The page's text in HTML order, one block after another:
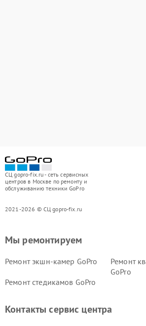
СЦ gopro-fix.ru - сеть сервисных
центров в Москве по ремонту и
обслуживанию техники GoPro
2021-2026 © СЦ gopro-fix.ru
Мы ремонтируем
Ремонт экшн-камер GoPro
Ремонт
GoPro
Ремонт стедикамов GoPro
Контакты сервис центра